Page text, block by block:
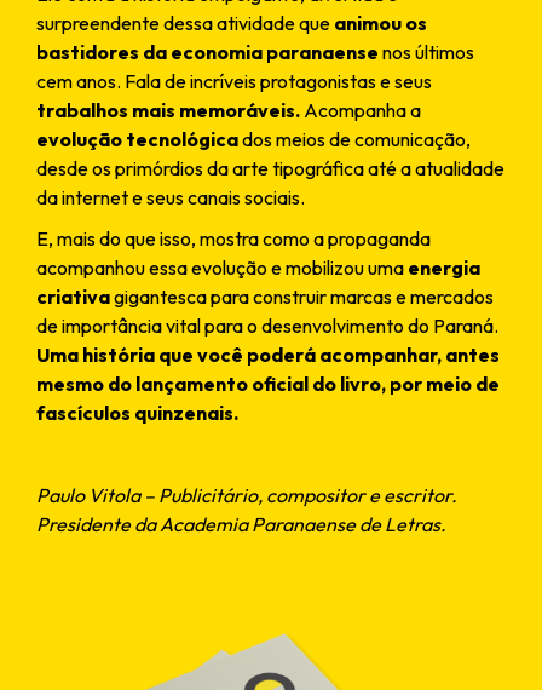
surpreendente dessa atividade que animou os
bastidores da economia paranaense nos últimos
cem anos. Fala de incríveis protagonistas e seus
trabalhos mais memoráveis. Acompanha a
evolução tecnológicados meios de comunicação,
desde os primórdios da arte tipográfica até a atualidade
da internet e seus canais sociais.
E, mais do que isso, mostra como a propaganda
acompanhou essa evolução e mobilizou uma energia
criativagigantesca para construir marcas e mercados
de importância vital para o desenvolvimento do Paraná.
Uma história que você poderá acompanhar, antes
mesmo do lançamento oficial do livro, por meio de
fascículos quinzenais.
Paulo Vitola – Publicitário, compositor e escritor.
Presidente da Academia Paranaense de Letras.